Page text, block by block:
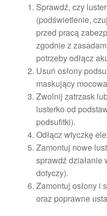
Sprawdź, czy
(podświetlenie,
przed pracą
zgodnie z
potrzeby odłącz
Usuń osłony
maskujący
Zwolnij zatrzask
lusterko od
podsufitki).
Odłącz wtyczkę
Zamontuj nowe
sprawdź działanie
dotyczy).
Zamontuj osłony i
oraz poprawne